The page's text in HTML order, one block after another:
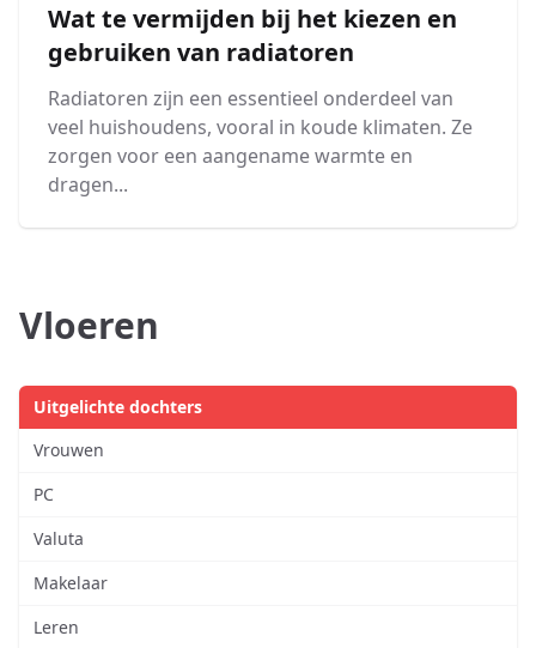
Wat te vermijden bij het kiezen en
gebruiken van radiatoren
Radiatoren zijn een essentieel onderdeel van
veel huishoudens, vooral in koude klimaten. Ze
zorgen voor een aangename warmte en
dragen...
Vloeren
Uitgelichte dochters
Vrouwen
PC
Valuta
Makelaar
Leren